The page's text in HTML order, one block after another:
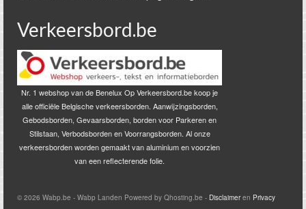
Verkeersbord.be
Nr. 1 webshop van de Benelux Op Verkeersbord.be koop je
alle officiële Belgische verkeersborden. Aanwijzingsborden,
Gebodsborden, Gevaarsborden, borden voor Parkeren en
Stilstaan, Verbodsborden en Voorrangsborden. Al onze
verkeersborden worden gemaakt van aluminium en voorzien
van een reflecterende folie.
© 2026 Wabp.be - Wabp Landen Powered by Qhosting.be - Disclaimeren Privacy